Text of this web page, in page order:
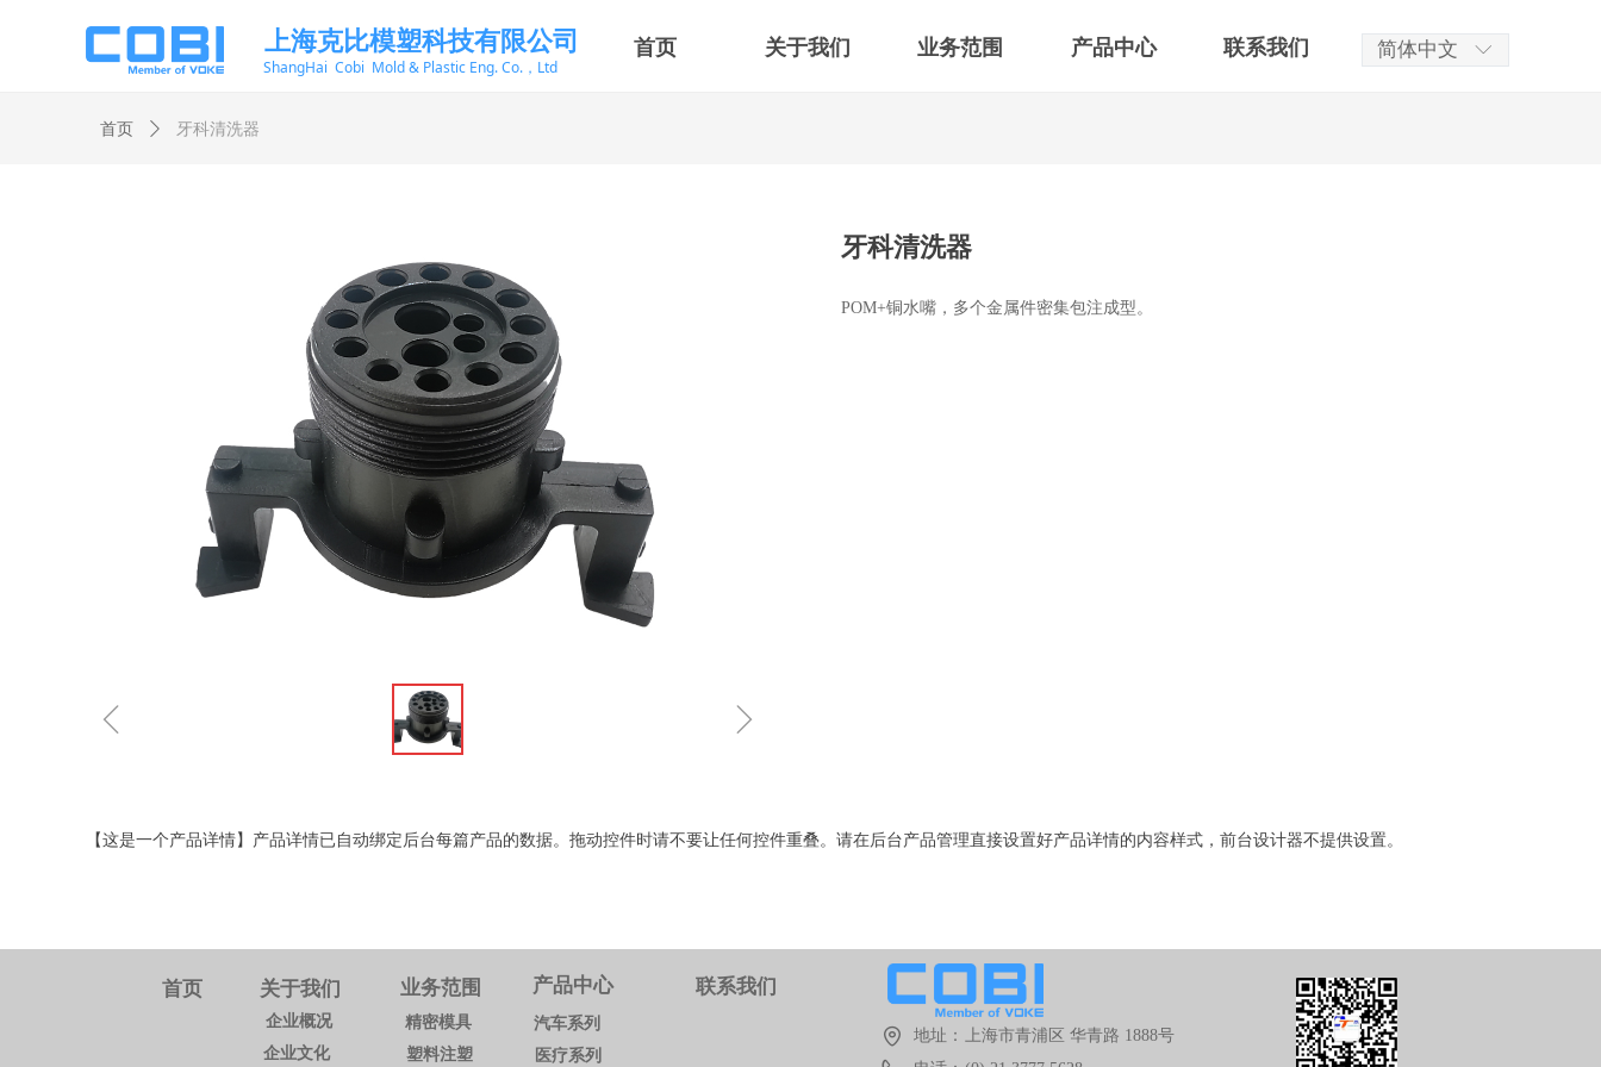
首页 关于我们 业务范围 产品中心 联系我们 ꀅ
简体中文
上海克比模塑科技有限公司
ShangHai Cobi Mold & Plastic Eng. Co.，Ltd
首页 ꄲ 牙科清洗器
ꁆ ꁇ
牙科清洗器
POM+铜水嘴，多个金属件密集包注成型。
【这是一个产品详情】产品详情已自动绑定后台每篇产品的数据。拖动控件时请不要让任何控件重叠。请在后台产品管理直接设置好产品详情的内容样式，前台设计器不提供设置。
地址： 上海市青浦区 华青路 1888号
首页 关于我们 业务范围 产品中心 联系我们
企业概况
企业文化
精密模具
塑料注塑
汽车系列
医疗系列